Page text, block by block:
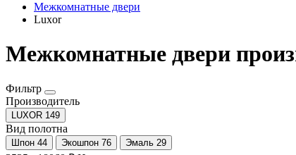
Межкомнатные двери
Luxor
Межкомнатные двери
Фильтр
Производитель
LUXOR 149
Вид полотна
Шпон 44 Экошпон 76 Эмаль 29